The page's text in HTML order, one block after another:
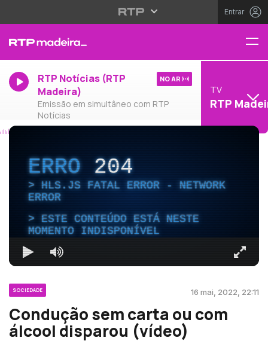
Entrar
RTP Notícias (RTP
Madeira)
Emissão em simultâneo com RTP
Notícias
NO AR
TV
RTP
ERRO204
HLS.JS FATAL ERROR - NETWORK
ERROR
ESTE CONTEÚDO ESTÁ NESTE
MOMENTO INDISPONÍVEL
SOCIEDADE 16 mai, 2022, 22:11
Condução sem carta ou com
álcool disparou (vídeo)